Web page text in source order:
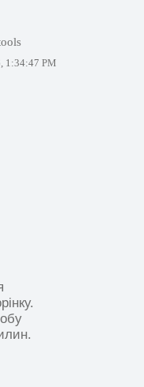
1:34:47 PM